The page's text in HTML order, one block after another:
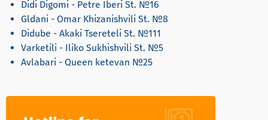
Didi Digomi - Petre Iberi St. №16
Gldani - Omar Khizanishvili St. №8
Didube - Akaki Tsereteli St. №111
Varketili - Iliko Sukhishvili St. №5
Avlabari - Queen ketevan №25